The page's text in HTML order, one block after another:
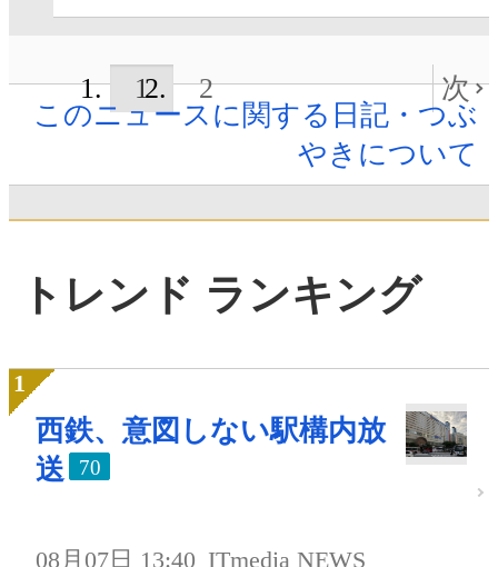
1 2
次
このニュースに関する日記・つぶ
やきについて
トレンド ランキング
西鉄、意図しない駅構内放
送
70
08月07日 13:40 ITmedia NEWS